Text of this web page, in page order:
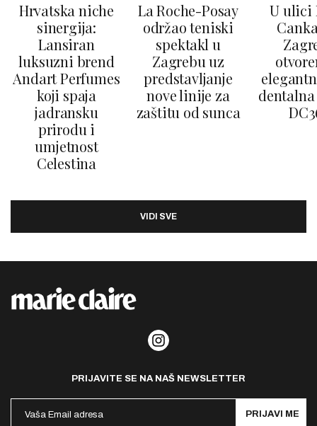
Hrvatska niche
sinergija:
Lansiran
luksuzni brend
Andart Perfumes
koji spaja
jadransku
prirodu i
umjetnost
Celestina
La Roche-Posay
održao teniski
spektakl u
Zagrebu uz
predstavljanje
nove linije za
zaštitu od sunca
U ulici
VIDI SVE
PRIJAVITE SE NA NAŠ NEWSLETTER
PRIJAVI ME